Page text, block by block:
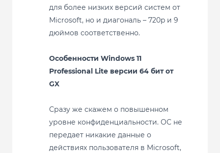
для более низких версий систем от
Microsoft, но и диагональ – 720p и 9
дюймов соответственно.
Особенности Windows 11
Professional Lite версии 64 бит от
GX
Сразу же скажем о повышенном
уровне конфиденциальности. ОС не
передает никакие данные о
действиях пользователя в Microsoft,